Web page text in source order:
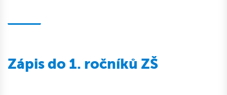
Zápis do 1. ročníků ZŠ